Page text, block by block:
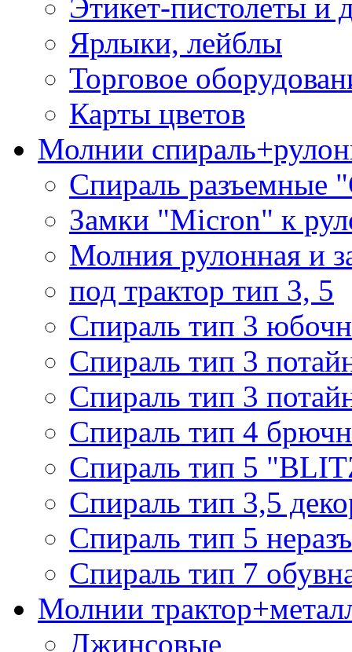
Этикет-пистолеты и
Ярлыки, лейблы
Торговое
Карты цветов
Молнии
Спираль разъемные
Замки "Micron" к
Молния рулонная и
под трактор тип 3, 5
Спираль тип 3
Спираль тип 3
Спираль тип 3
Спираль тип 4
Спираль тип 5
Спираль тип 3,5
Спираль тип 5
Спираль тип 7
Молнии
Джинсовые